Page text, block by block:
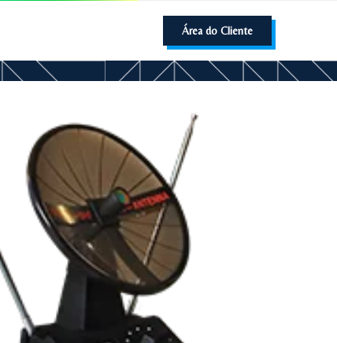
Área do Cliente